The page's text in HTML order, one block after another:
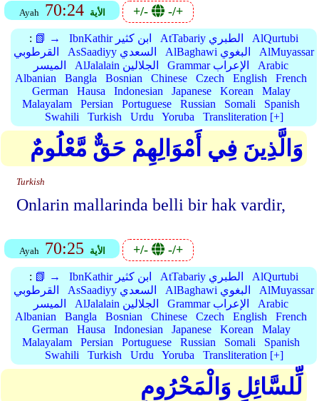
Ayah 70:24 الأية +/- -/+
: 📗 → IbnKathir ابن كثير AtTabariy الطبري
AlQurtubi
القرطوبي
AsSaadiyy السعدي AlBaghawi البغوي
AlMuyassar
الميسر
AlJalalain الجلالين Grammar الإعراب
Arabic
Albanian
Bangla Bosnian Chinese Czech English
French
German
Hausa Indonesian Japanese Korean
Malay
Malayalam
Persian Portuguese Russian Somali
Spanish
Swahili
Turkish Urdu Yoruba Transliteration [+]
وَالَّذِينَ فِي أَمْوَالِهِمْ حَقٌّ مَّعْلُومٌ
Turkish
Onlarin mallarinda belli bir hak vardir,
Ayah 70:25 الأية +/- -/+
: 📗 → IbnKathir ابن كثير AtTabariy الطبري
AlQurtubi
القرطوبي
AsSaadiyy السعدي AlBaghawi البغوي
AlMuyassar
الميسر
AlJalalain الجلالين Grammar الإعراب
Arabic
Albanian
Bangla Bosnian Chinese Czech English
French
German
Hausa Indonesian Japanese Korean
Malay
Malayalam
Persian Portuguese Russian Somali
Spanish
Swahili
Turkish Urdu Yoruba Transliteration [+]
لِّلسَّائِلِ وَالْمَحْرُومِ